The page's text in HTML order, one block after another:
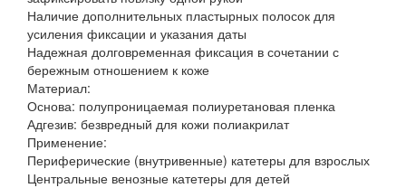
Наличие дополнительных пластырных полосок для
усиления фиксации и указания даты
Надежная долговременная фиксация в сочетании с
бережным отношением к коже
Материал:
Основа: полупроницаемая полиуретановая пленка
Адгезив: безвредный для кожи полиакрилат
Применение:
Периферические (внутривенные) катетеры для взрослых
Центральные венозные катетеры для детей